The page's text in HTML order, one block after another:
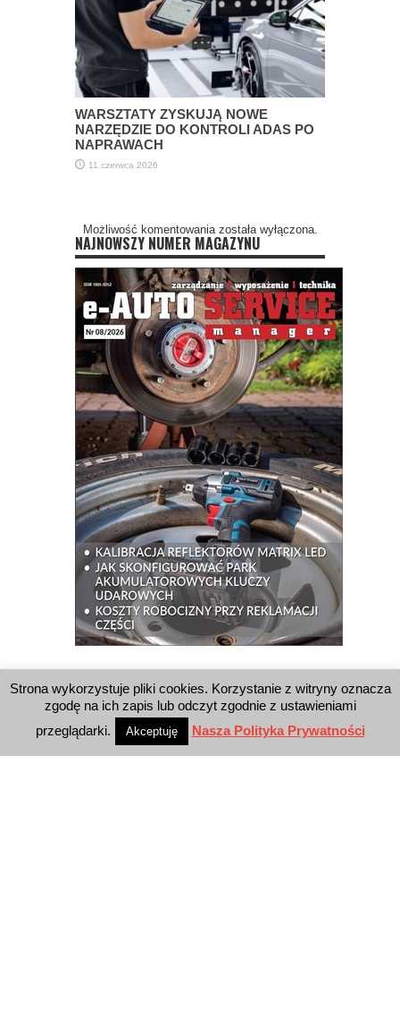
WARSZTATY ZYSKUJĄ NOWE
NARZĘDZIE DO KONTROLI ADAS PO
NAPRAWACH
11 czerwca 2026
Możliwość komentowania została wyłączona.
NAJNOWSZY NUMER MAGAZYNU
WYSZUKIWARKA
Strona wykorzystuje pliki cookies. Korzystanie z witryny oznacza
zgodę na ich zapis lub odczyt zgodnie z ustawieniami
przeglądarki.
Akceptuję Nasza Polityka Prywatności